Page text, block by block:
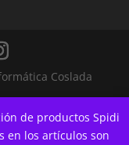
de productos Spidi
en los artículos son
Coslada